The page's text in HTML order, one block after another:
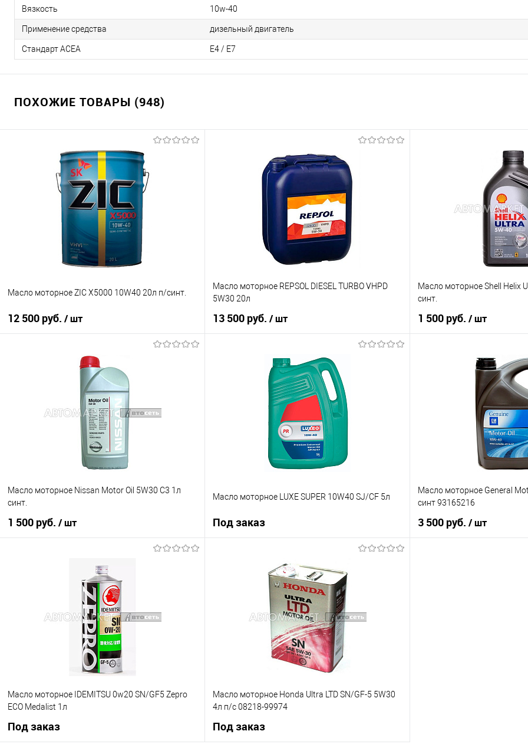
Вязкость 10w-40
Применение средства дизельный двигатель
Стандарт ACEA E4 / E7
ПОХОЖИЕ ТОВАРЫ (948)
Масло моторное ZIC X5000 10W40 20л п/синт.
12 500 руб. / шт
К сравнению
В наличии
Масло моторное REPSOL DIESEL TURBO VHPD
5W30 20л
13 500 руб. / шт
Купить в 1 клик
К сравнению
В наличии
Масло моторное Shell Helix
синт.
1 500 руб. / шт
Масло моторное Nissan Motor Oil 5W30 C3 1л
синт.
1 500 руб. / шт
Масло моторное LUXE SUPER 10W40 SJ/CF 5л
Под заказ
Купить в 1 клик
К сравнению
Недоступно
Масло моторное General
синт 93165216
3 500 руб. / шт
Масло моторное IDEMITSU 0w20 SN/GF5 Zepro
ECO Medalist 1л
Под заказ
Масло моторное Honda Ultra LTD SN/GF-5 5W30
4л п/с 08218-99974
Под заказ